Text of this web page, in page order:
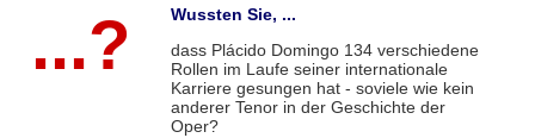
...?
Wussten Sie, ...
dass Plácido Domingo 134 verschiedene
Rollen im Laufe seiner internationale
Karriere gesungen hat - soviele wie kein
anderer Tenor in der Geschichte der
Oper?